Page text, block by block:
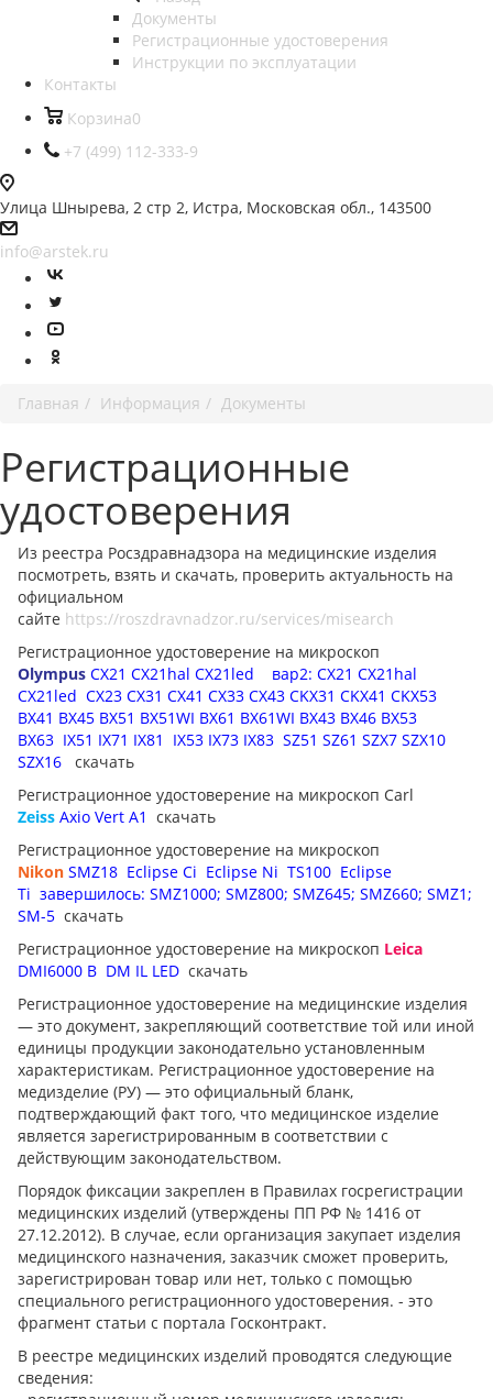
Документы
Регистрационные удостоверения
Инструкции по эксплуатации
Контакты
Корзина0
+7 (499) 112-333-9
Улица Шнырева, 2 стр 2, Истра, Московская обл., 143500
info@arstek.ru
Главная Информация Документы
Регистрационные
удостоверения
Из реестра Росздравнадзора на медицинские изделия
посмотреть, взять и скачать, проверить актуальность на
официальном
сайте https://roszdravnadzor.ru/services/misearch
Регистрационное удостоверение на микроскоп
Olympus CX21 CX21hal CX21led
вар2: CX21 CX21hal
CX21led CX23 CX31 CX41 CX33 CX43 CKX31 CKX41 CKX53
BX41 BX45 BX51 BX51WI BX61 BX61WI BX43 BX46 BX53
BX63 IX51 IX71 IX81 IX53 IX73 IX83 SZ51 SZ61 SZX7 SZX10
SZX16 скачать
Регистрационное удостоверение на микроскоп Carl
Zeiss Axio Vert A1 скачать
Регистрационное удостоверение на микроскоп
Nikon SMZ18 Eclipse Ci Eclipse Ni TS100 Eclipse
Ti завершилось: SMZ1000; SMZ800; SMZ645; SMZ660; SMZ1;
SM-5 скачать
Регистрационное удостоверение на микроскоп Leica
DMI6000 B DM IL LED скачать
Регистрационное удостоверение на медицинские изделия
— это документ, закрепляющий соответствие той или иной
единицы продукции законодательно установленным
характеристикам. Регистрационное удостоверение на
медизделие (РУ) — это официальный бланк,
подтверждающий факт того, что медицинское изделие
является зарегистрированным в соответствии с
действующим законодательством.
Порядок фиксации закреплен в Правилах госрегистрации
медицинских изделий (утверждены ПП РФ № 1416 от
27.12.2012). В случае, если организация закупает изделия
медицинского назначения, заказчик сможет проверить,
зарегистрирован товар или нет, только с помощью
специального регистрационного удостоверения. - это
фрагмент статьи с портала Госконтракт.
В реестре медицинских изделий проводятся следующие
сведения: